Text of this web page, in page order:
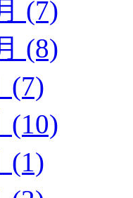
(7)
(8)
(7)
(10)
(1)